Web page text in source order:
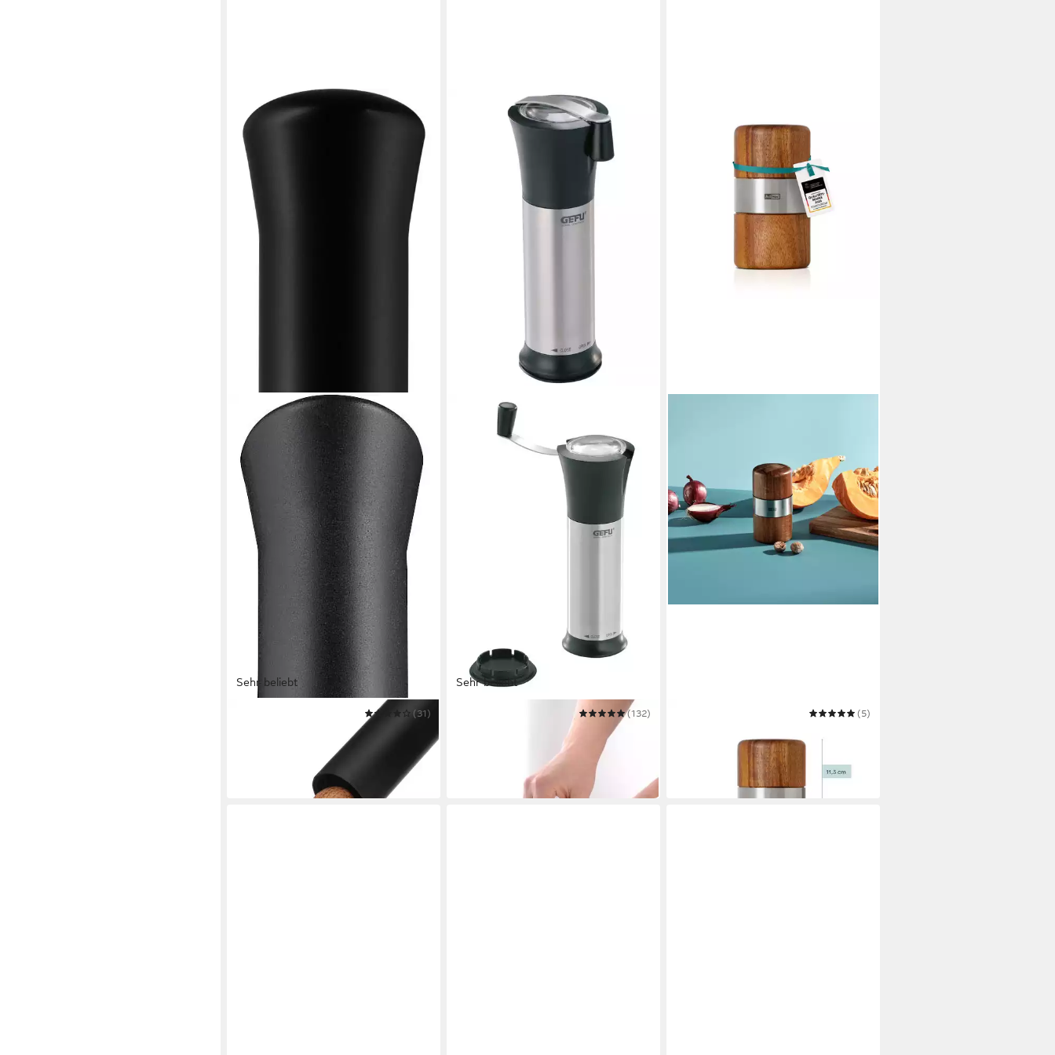
Sehr beliebt
Muskatmühle Top Tools
(31)
in 2-3 Werktagen bei dir
Sehr beliebt
Muskatmühle »MOSCATA LASER
(132)
in 2-3 Werktagen bei dir
Akazienholz und Edelstahl
(5)
in 2-3 Werktagen bei dir